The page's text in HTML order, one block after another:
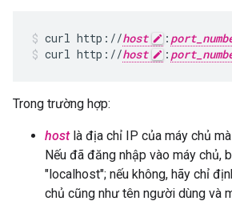
curl http://host :
curl http://host :
Trong trường hợp:
hostlà địa chỉ IP của máy chủ
Nếu đã đăng nhập vào máy chủ,
"localhost"; nếu không, hãy chỉ
chủ cũng như tên người dùng và